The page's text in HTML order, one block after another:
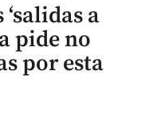
a
pide no
por esta